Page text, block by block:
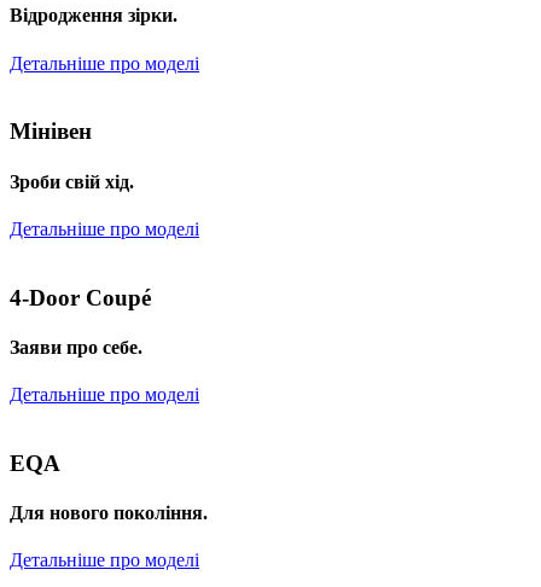
Відродження зірки.
Детальніше про моделі
Мінівен
Зроби свій хід.
Детальніше про моделі
4-Door Coupé
Заяви про себе.
Детальніше про моделі
EQA
Для нового покоління.
Детальніше про моделі